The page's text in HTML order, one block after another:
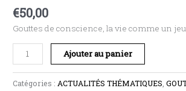
€50,00
Gouttes de conscience, la vie comme un jeu,
Ajouter au panier
Catégories :ACTUALITÉS THÉMATIQUES,